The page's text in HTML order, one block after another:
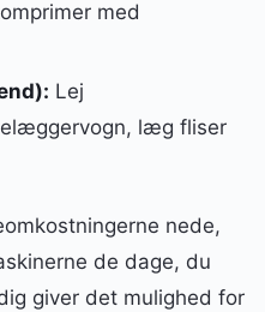
med
Lej
læg fliser
nede,
de dage, du
giver det mulighed for